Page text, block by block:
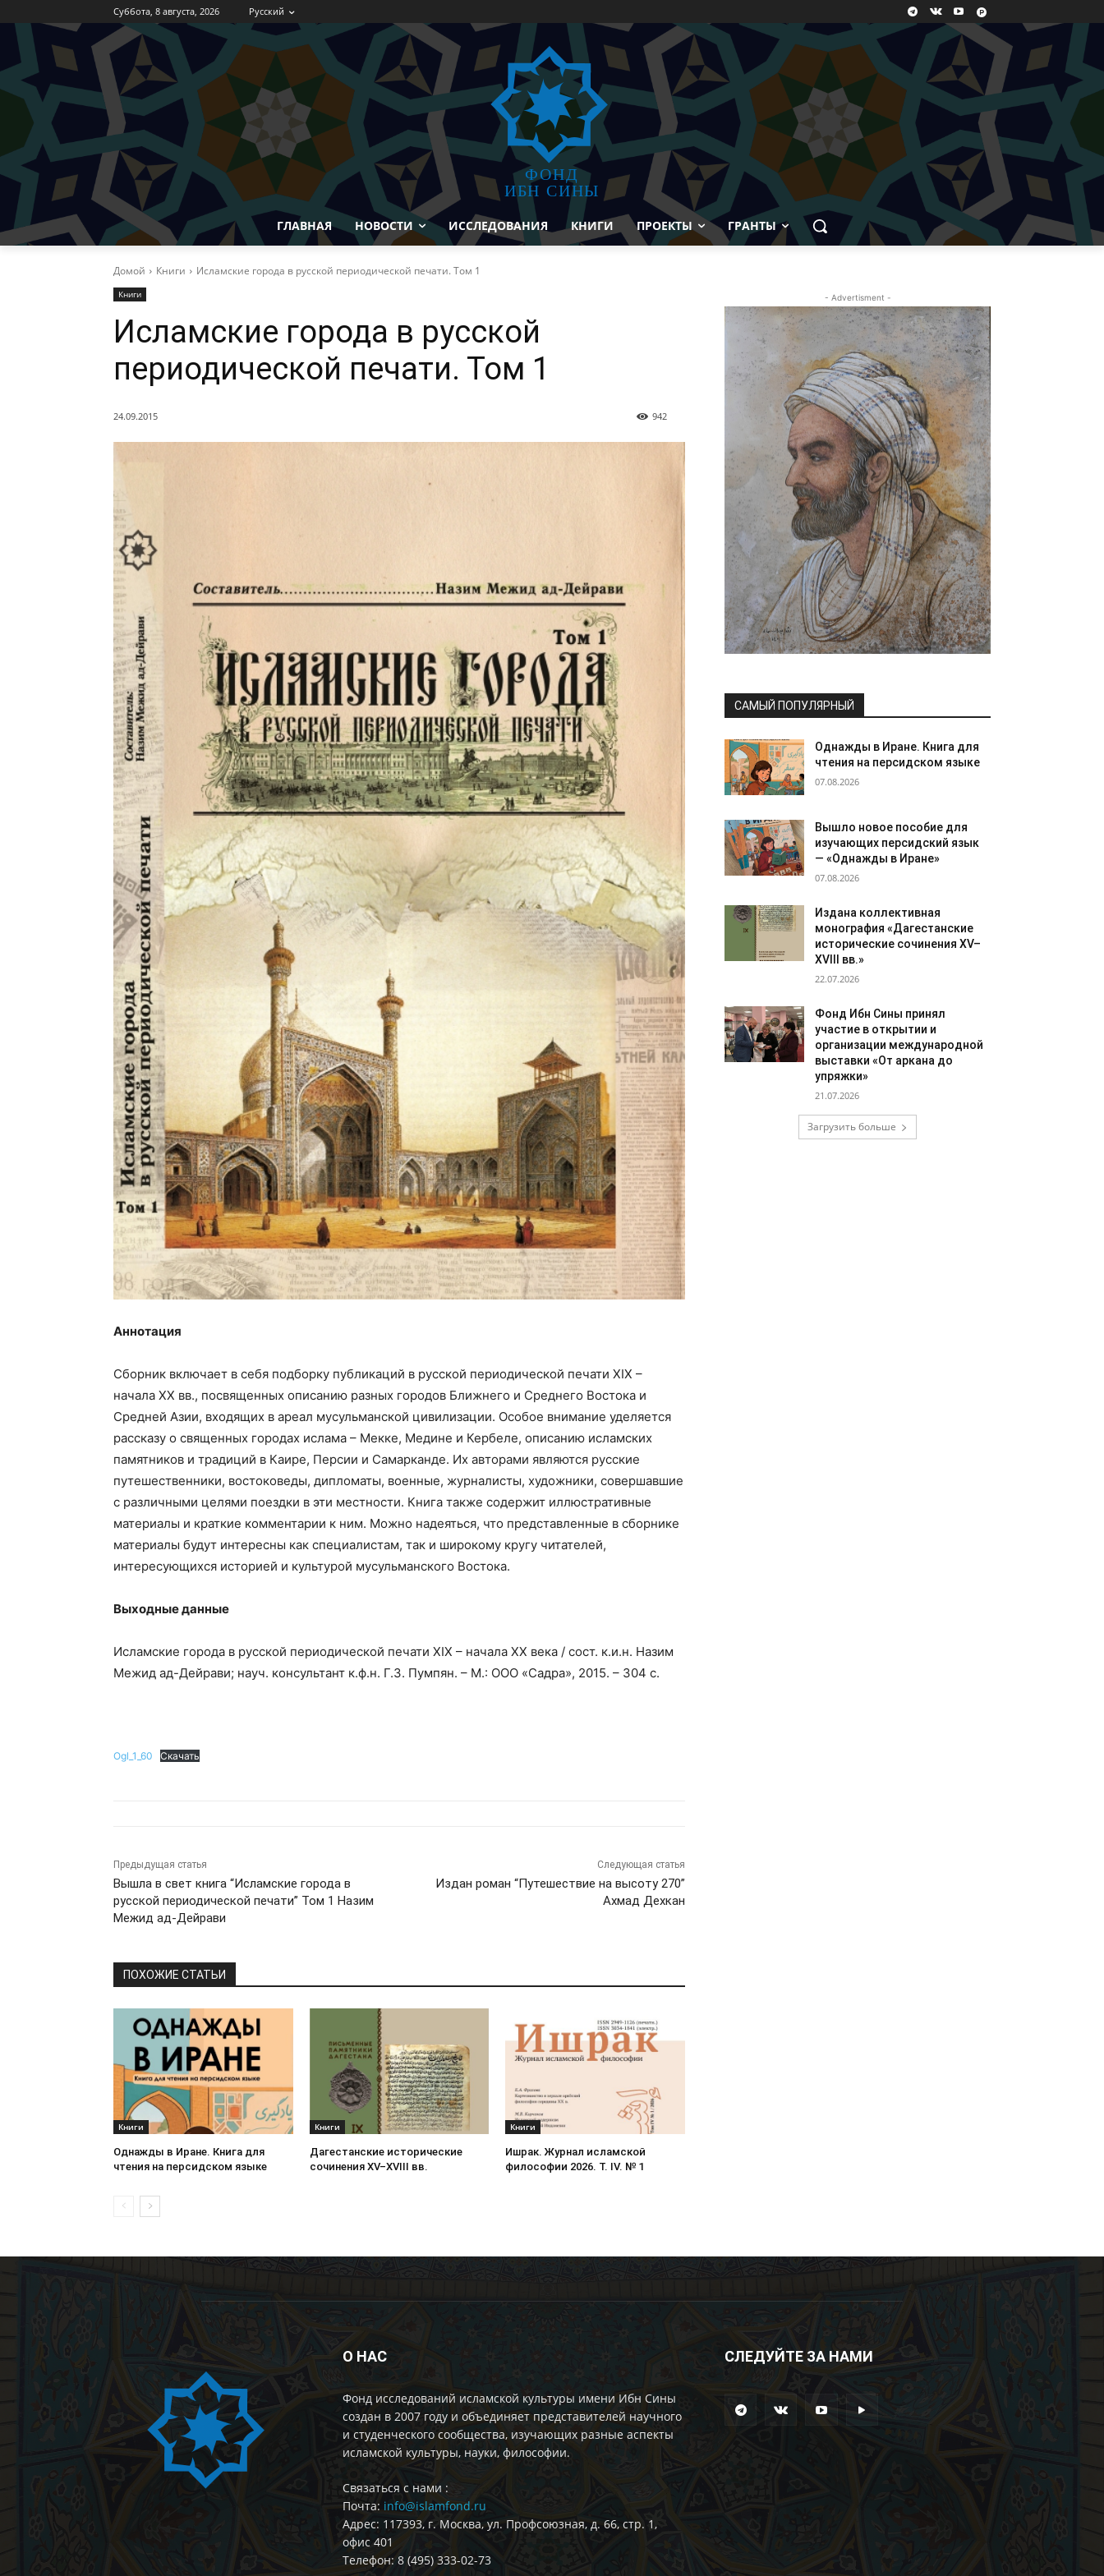
Суббота, 8 августа, 2026 Русский
ФОНД
ИБН СИНЫ
ГЛАВНАЯ НОВОСТИ ИССЛЕДОВАНИЯ КНИГИ ПРОЕКТЫ ГРАНТЫ
Домой Книги Исламские города в русской периодической печати. Том 1
Книги
Исламские города в русской
периодической печати. Том 1
24.09.2015 942
Аннотация
Сборник включает в себя подборку публикаций в русской периодической печати XIX –
начала XX вв., посвященных описанию разных городов Ближнего и Среднего Востока и
Средней Азии, входящих в ареал мусульманской цивилизации. Особое внимание уделяется
рассказу о священных городах ислама – Мекке, Медине и Кербеле, описанию исламских
памятников и традиций в Каире, Персии и Самарканде. Их авторами являются русские
путешественники, востоковеды, дипломаты, военные, журналисты, художники, совершавшие
с различными целями поездки в эти местности. Книга также содержит иллюстративные
материалы и краткие комментарии к ним. Можно надеяться, что представленные в сборнике
материалы будут интересны как специалистам, так и широкому кругу читателей,
интересующихся историей и культурой мусульманского Востока.
Выходные данные
Исламские города в русской периодической печати XIX – начала XX века / сост. к.и.н. Назим
Межид ад-Дейрави; науч. консультант к.ф.н. Г.З. Пумпян. – М.: ООО «Садра», 2015. – 304 с.
Ogl_1_60 Скачать
Предыдущая статья
Вышла в свет книга “Исламские города в
русской периодической печати” Том 1 Назим
Межид ад-Дейрави
Следующая статья
Издан роман “Путешествие на высоту 270”
Ахмад Дехкан
ПОХОЖИЕ СТАТЬИ
Книги
Однажды в Иране. Книга для
чтения на персидском языке
Книги
Дагестанские исторические
сочинения XV–XVIII вв.
Книги
Ишрак. Журнал исламской
философии 2026. Т. IV. № 1
- Advertisment -
САМЫЙ ПОПУЛЯРНЫЙ
Однажды в Иране. Книга для
чтения на персидском языке
07.08.2026
Вышло новое пособие для
изучающих персидский язык
— «Однажды в Иране»
07.08.2026
Издана коллективная
монография «Дагестанские
исторические сочинения XV–
XVIII вв.»
22.07.2026
Фонд Ибн Сины принял
участие в открытии и
организации международной
выставки «От аркана до
упряжки»
21.07.2026
Загрузить больше
О НАС
Фонд исследований исламской культуры имени Ибн Сины
создан в 2007 году и объединяет представителей научного
и студенческого сообщества, изучающих разные аспекты
исламской культуры, науки, философии.
Cвязаться с нами :
Почта: info@islamfond.ru
Адрес: 117393, г. Москва, ул. Профсоюзная, д. 66, стр. 1,
офис 401
Телефон: 8 (495) 333-02-73
СЛЕДУЙТЕ ЗА НАМИ